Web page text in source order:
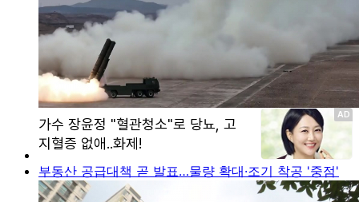
부동산 공급대책 곧 발표…물량 확대·조기 착공 '중점'